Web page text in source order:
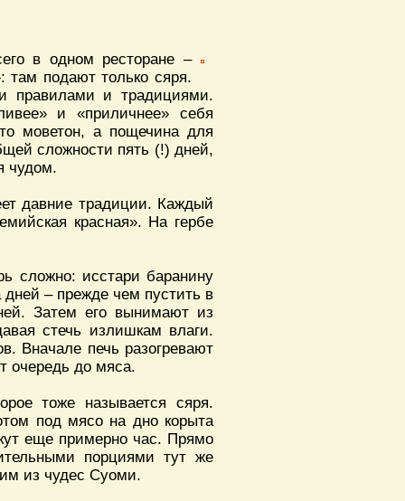
в одном ресторане –
там подают только сяря.
правилами и традициями.
и «приличнее» себя
моветон, а пощечина для
сложности пять (!) дней,
чудом.
давние традиции. Каждый
красная». На гербе
сложно: исстари баранину
– прежде чем пустить в
Затем его вынимают из
стечь излишкам влаги.
Вначале печь разогревают
очередь до мяса.
тоже называется сяря.
под мясо на дно корыта
еще примерно час. Прямо
порциями тут же
из чудес Суоми.